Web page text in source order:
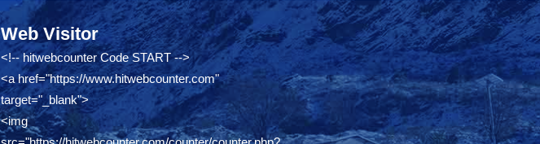
Web Visitor
<!-- hitwebcounter Code START -->
<a href="https://www.hitwebcounter.com"
target="_blank">
<img